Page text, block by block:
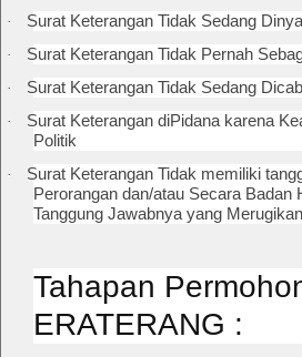
· Surat Keterangan Tidak Sedang
· Surat Keterangan Tidak Pernah
· Surat Keterangan Tidak Sedang
·
Surat Keterangan diPidana karena
Politik
·
Surat Keterangan Tidak memiliki
Perorangan dan/atau Secara Badan
Tanggung Jawabnya yang
Tahapan
ERATERANG :